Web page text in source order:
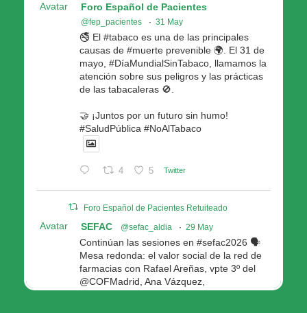
Avatar Foro Español de Pacientes
@fep_pacientes · 31 May
🚭 El #tabaco es una de las principales
causas de #muerte prevenible 🌍. El 31 de
mayo, #DíaMundialSinTabaco, llamamos la
atención sobre sus peligros y las prácticas
de las tabacaleras 🚫.
🤝 ¡Juntos por un futuro sin humo!
#SaludPública #NoAlTabaco
4 5 Twitter
Foro Español de Pacientes Retuiteado
Avatar SEFAC @sefac_aldia · 29 May
Continúan las sesiones en #sefac2026 🗣️
Mesa redonda: el valor social de la red de
farmacias con Rafael Areñas, vpte 3º del
@COFMadrid, Ana Vázquez,